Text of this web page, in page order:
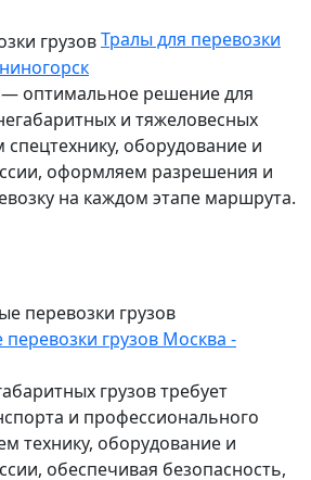
Тралы для перевозки
оптимальное решение для
и тяжеловесных
спецтехнику, оборудование и
оформляем разрешения и
на каждом этапе маршрута.
грузов Москва -
грузов требует
и профессионального
технику, оборудование и
обеспечивая безопасность,